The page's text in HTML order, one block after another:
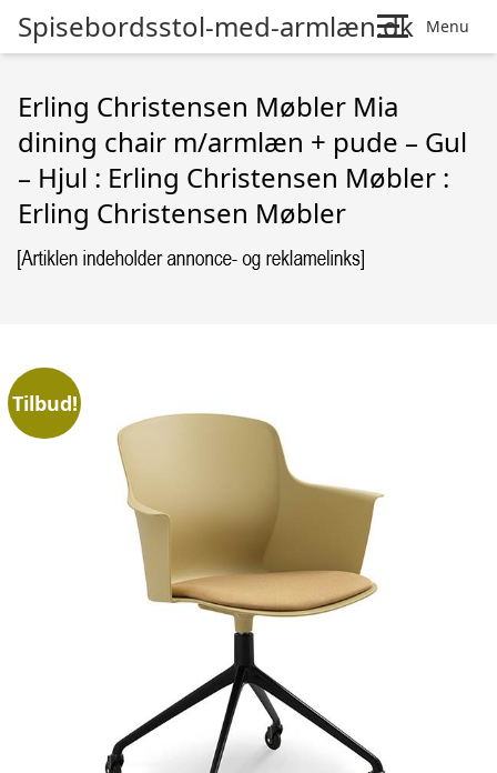
Spisebordsstol-med-armlæn.dk Menu
Erling Christensen Møbler Mia
dining chair m/armlæn + pude – Gul
– Hjul : Erling Christensen Møbler :
Erling Christensen Møbler
Tilbud!